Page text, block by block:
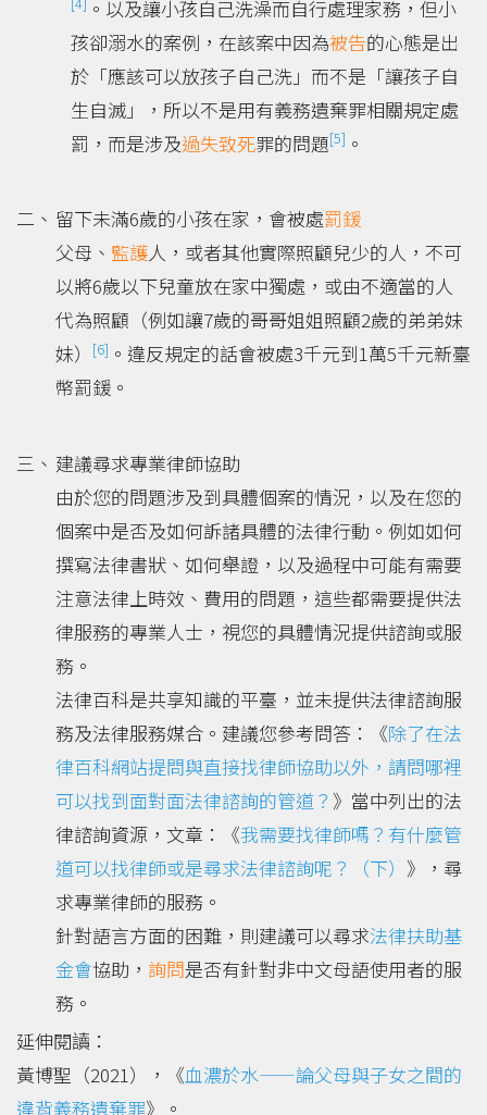
。以及讓小孩自己洗澡而自行處理家務，但小
孩卻溺水的案例，在該案中因為被告的心態是出
於「應該可以放孩子自己洗」而不是「讓孩子自
生自滅」，所以不是用有義務遺棄罪相關規定處
罰，而是涉及過失致死罪的問題[5] 。
留下未滿6歲的小孩在家，會被處罰鍰
父母、 監護人，或者其他實際照顧兒少的人，不可
以將6歲以下兒童放在家中獨處，或由不適當的人
代為照顧（例如讓7歲的哥哥姐姐照顧2歲的弟弟妹
妹）
[6] 。違反規定的話會被處3千元到1萬5千元新臺
幣罰鍰。
建議尋求專業律師協助
由於您的問題涉及到具體個案的情況，以及在您的
個案中是否及如何訴諸具體的法律行動。例如如何
撰寫法律書狀、如何舉證，以及過程中可能有需要
注意法律上時效、費用的問題，這些都需要提供法
律服務的專業人士，視您的具體情況提供諮詢或服
務。
法律百科是共享知識的平臺，並未提供法律諮詢服
務及法律服務媒合。建議您參考問答：《除了在法
律百科網站提問與直接找律師協助以外，請問哪裡
可以找到面對面法律諮詢的管道？ 》當中列出的法
律諮詢資源，文章：《我需要找律師嗎？有什麼管
道可以找律師或是尋求法律諮詢呢？（下） 》，尋
求專業律師的服務。
針對語言方面的困難，則建議可以尋求法律扶助基
金會協助， 詢問是否有針對非中文母語使用者的服
務。
延伸閱讀：
黃博聖（2021），《血濃於水——論父母與子女之間的
違背義務遺棄罪》。